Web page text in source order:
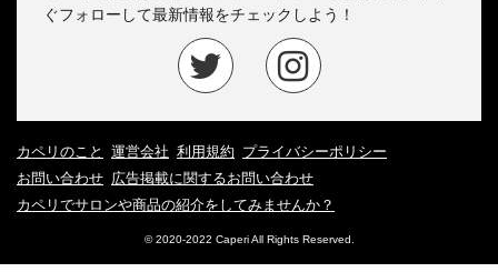
ぐフォローして最新情報をチェックしよう！
カペリのこと 運営会社 利用規約 プライバシーポリシー
お問い合わせ 広告掲載に関するお問い合わせ
カペリでサロンや商品の紹介をしてみませんか？
© 2020-2022 Caperi All Rights Reserved.